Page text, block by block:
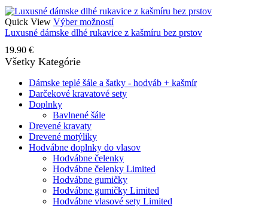
Quick View Výber možnostíTento
produkt
si
môžete
Luxusné dámske dlhé rukavice z kašmíru bez prstov
19.90 €
Všetky Kategórie
Dámske teplé šále a šatky - hodváb + kašmír
Darčekové kravatové sety
Doplnky
Bavlnené šále
Drevené kravaty
Drevené motýliky
Hodvábne doplnky do vlasov
Hodvábne čelenky
Hodvábne čelenky Limited
Hodvábne gumičky
Hodvábne gumičky Limited
Hodvábne vlasové sety Limited